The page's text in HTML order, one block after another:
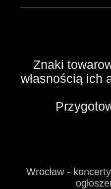
Znaki
własnością ich
Wrocław -